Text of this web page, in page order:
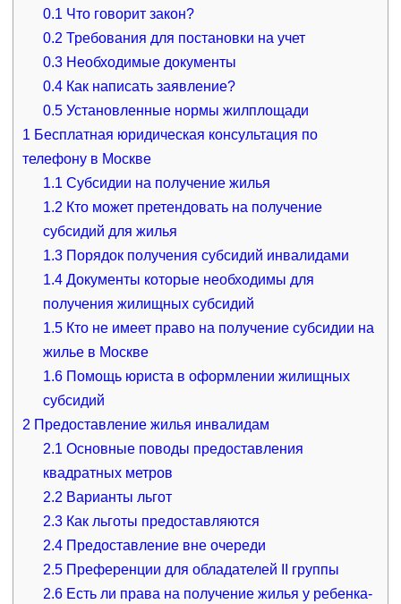
0.1 Что говорит закон?
0.2 Требования для постановки на учет
0.3 Необходимые документы
0.4 Как написать заявление?
0.5 Установленные нормы жилплощади
1 Бесплатная юридическая консультация по
телефону в Москве
1.1 Субсидии на получение жилья
1.2 Кто может претендовать на получение
субсидий для жилья
1.3 Порядок получения субсидий инвалидами
1.4 Документы которые необходимы для
получения жилищных субсидий
1.5 Кто не имеет право на получение субсидии на
жилье в Москве
1.6 Помощь юриста в оформлении жилищных
субсидий
2 Предоставление жилья инвалидам
2.1 Основные поводы предоставления
квадратных метров
2.2 Варианты льгот
2.3 Как льготы предоставляются
2.4 Предоставление вне очереди
2.5 Преференции для обладателей II группы
2.6 Есть ли права на получение жилья у ребенка-